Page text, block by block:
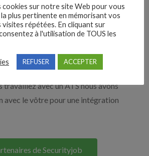
solutions entreprises
! Moteurs de recherches,
payant… nombreux sont nos
travaillez avec un ATS nous avons
avec le vôtre pour une intégration
de Securityjob
cookies sur notre site Web pour vous
plus pertinente en mémorisant vos
répétées. En cliquant sur
à l'utilisation de TOUS les
REFUSER ACCEPTER